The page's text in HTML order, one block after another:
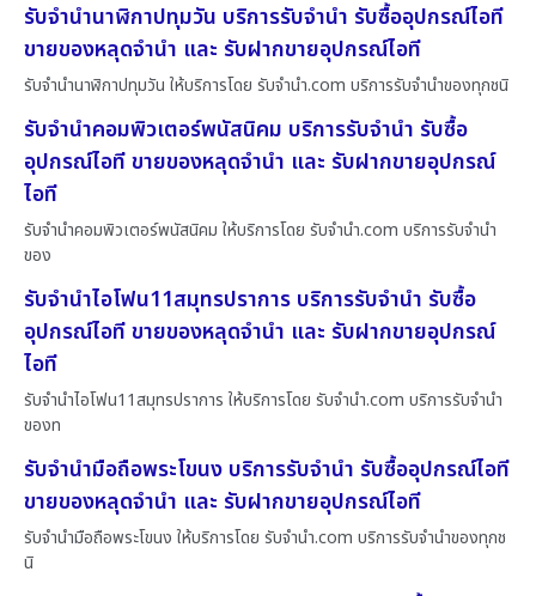
รับจำนำนาฬิกาปทุมวัน บริการรับจำนำ รับซื้ออุปกรณ์ไอที
ขายของหลุดจำนำ และ รับฝากขายอุปกรณ์ไอที
รับจำนำนาฬิกาปทุมวัน ให้บริการโดย รับจํานํา.com บริการรับจำนำของทุกชนิ
รับจำนำคอมพิวเตอร์พนัสนิคม บริการรับจำนำ รับซื้อ
อุปกรณ์ไอที ขายของหลุดจำนำ และ รับฝากขายอุปกรณ์
ไอที
รับจำนำคอมพิวเตอร์พนัสนิคม ให้บริการโดย รับจํานํา.com บริการรับจำนำ
ของ
รับจำนำไอโฟน11สมุทรปราการ บริการรับจำนำ รับซื้อ
อุปกรณ์ไอที ขายของหลุดจำนำ และ รับฝากขายอุปกรณ์
ไอที
รับจำนำไอโฟน11สมุทรปราการ ให้บริการโดย รับจํานํา.com บริการรับจำนำ
ของท
รับจำนำมือถือพระโขนง บริการรับจำนำ รับซื้ออุปกรณ์ไอที
ขายของหลุดจำนำ และ รับฝากขายอุปกรณ์ไอที
รับจำนำมือถือพระโขนง ให้บริการโดย รับจํานํา.com บริการรับจำนำของทุกช
นิ